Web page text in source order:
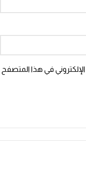
في هذا المتصفح